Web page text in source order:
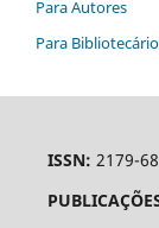
Para Autores
Para
ISSN: 2179-